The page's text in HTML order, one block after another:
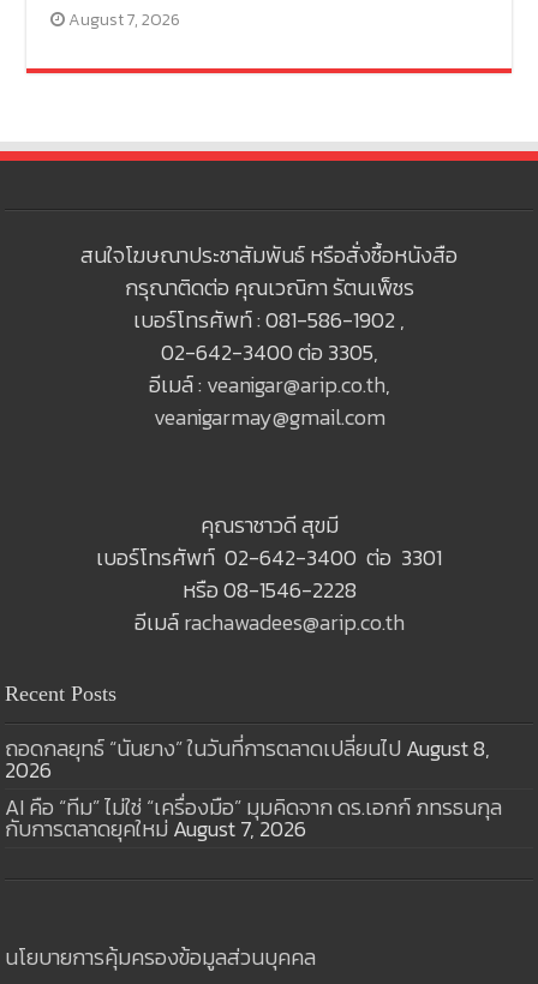
August 7, 2026
สนใจโฆษณาประชาสัมพันธ์ หรือสั่งซื้อหนังสือ
กรุณาติดต่อ คุณเวณิกา รัตนเพ็ชร
เบอร์โทรศัพท์ : 081-586-1902 ,
02-642-3400 ต่อ 3305,
อีเมล์ : veanigar@arip.co.th,
veanigarmay@gmail.com
คุณราชาวดี สุขมี
เบอร์โทรศัพท์ 02-642-3400 ต่อ 3301
หรือ 08-1546-2228
อีเมล์rachawadees@arip.co.th
Recent Posts
ถอดกลยุทธ์ “นันยาง” ในวันที่การตลาดเปลี่ยนไป August 8,
2026
AI คือ “ทีม” ไม่ใช่ “เครื่องมือ” มุมคิดจาก ดร.เอกก์ ภทรธนกุล
กับการตลาดยุคใหม่ August 7, 2026
นโยบายการคุ้มครองข้อมูลส่วนบุคคล